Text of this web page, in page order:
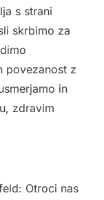
s strani
skrbimo za
povezanost z
in
zdravim
Otroci nas